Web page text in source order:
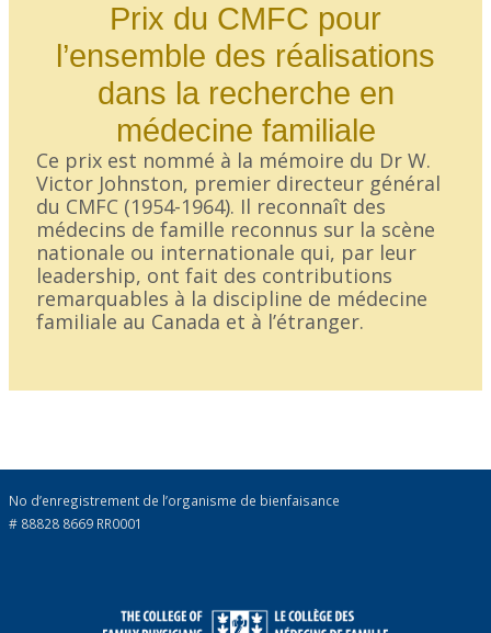
Prix du CMFC pour
l’ensemble des réalisations
dans la recherche en
médecine familiale
Ce prix est nommé à la mémoire du Dr W.
Victor Johnston, premier directeur général
du CMFC (1954-1964). Il reconnaît des
médecins de famille reconnus sur la scène
nationale ou internationale qui, par leur
leadership, ont fait des contributions
remarquables à la discipline de médecine
familiale au Canada et à l’étranger.
No d’enregistrement de l’organisme de bienfaisance
# 88828 8669 RR0001